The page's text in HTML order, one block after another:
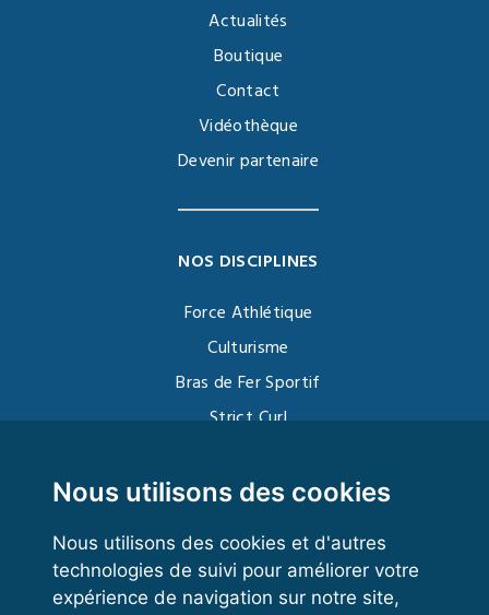
Nous utilisons des cookies
Nous utilisons des cookies et d'autres
technologies de suivi pour améliorer votre
expérience de navigation sur notre site,
Actualités
Boutique
Contact
Vidéothèque
Devenir partenaire
NOS DISCIPLINES
Force Athlétique
Culturisme
Bras de Fer Sportif
Strict Curl
Kettlebell
VOS ESPACES